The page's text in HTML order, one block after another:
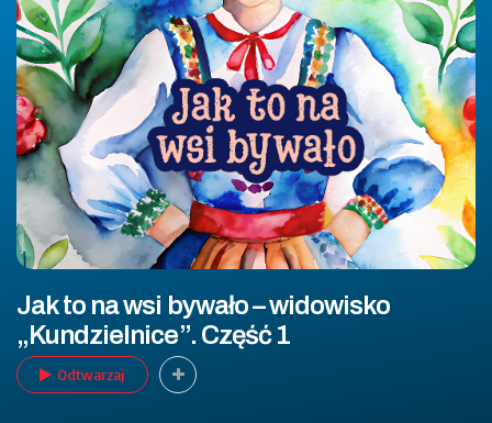
Jak to na wsi bywało – widowisko
„Kundzielnice”. Część 1
Odtwarzaj